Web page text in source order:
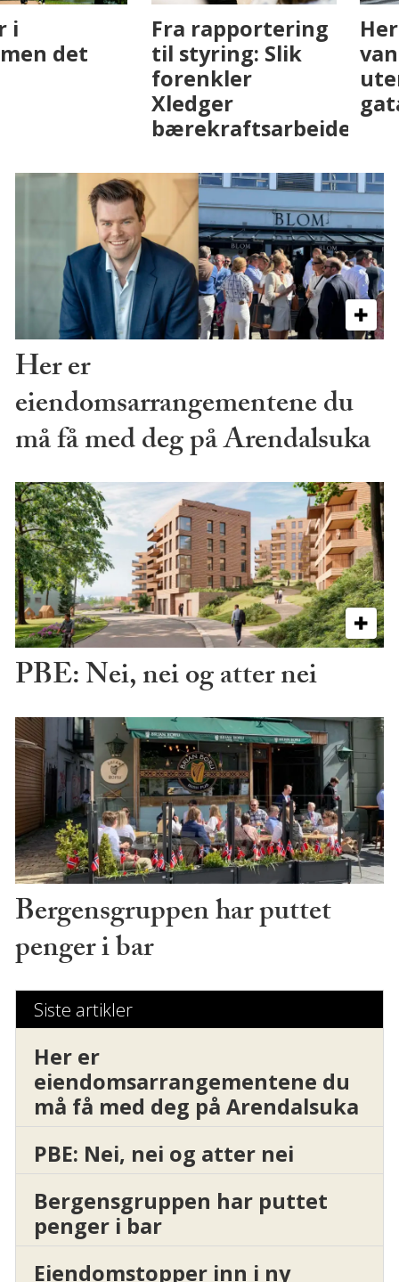
Fenistra endrer
eiendomsbransjen
med AI. Slik ser vi
Det er i
Drammen det
skjer
Her er
eiendomsarrangementene du
må få med deg på Arendalsuka
PBE: Nei, nei og atter nei
Bergensgruppen har puttet
penger i bar
Siste artikler
Her er
eiendomsarrangementene du
må få med deg på Arendalsuka
PBE: Nei, nei og atter nei
Bergensgruppen har puttet
penger i bar
Eiendomstopper inn i ny